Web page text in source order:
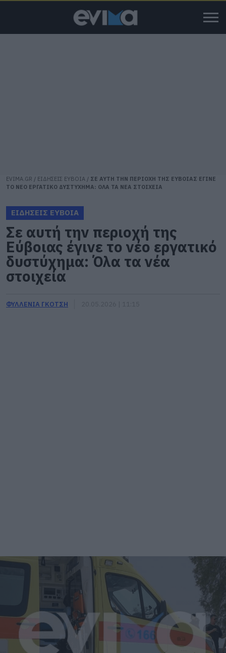
EVIMA.GR / ΕΙΔΗΣΕΙΣ ΕΥΒΟΙΑ / ΣΕ ΑΥΤΗ ΤΗΝ ΠΕΡΙΟΧΗ ΤΗΣ ΕΥΒΟΙΑΣ ΕΓΙΝΕ
ΤΟ ΝΕΟ ΕΡΓΑΤΙΚΟ ΔΥΣΤΥΧΗΜΑ: ΟΛΑ ΤΑ ΝΕΑ ΣΤΟΙΧΕΙΑ
ΕΙΔΗΣΕΙΣ ΕΥΒΟΙΑ
Σε αυτή την περιοχή της
Εύβοιας έγινε το νέο εργατικό
δυστύχημα: Όλα τα νέα
στοιχεία
ΦΥΛΛΕΝΙΑ ΓΚΟΤΣΗ